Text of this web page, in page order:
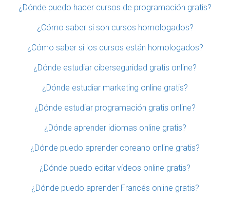
¿Dónde puedo hacer cursos de programación gratis?
¿Cómo saber si son cursos homologados?
¿Cómo saber si los cursos están homologados?
¿Dónde estudiar ciberseguridad gratis online?
¿Dónde estudiar marketing online gratis?
¿Dónde estudiar programación gratis online?
¿Dónde aprender idiomas online gratis?
¿Dónde puedo aprender coreano online gratis?
¿Dónde puedo editar vídeos online gratis?
¿Dónde puedo aprender Francés online gratis?